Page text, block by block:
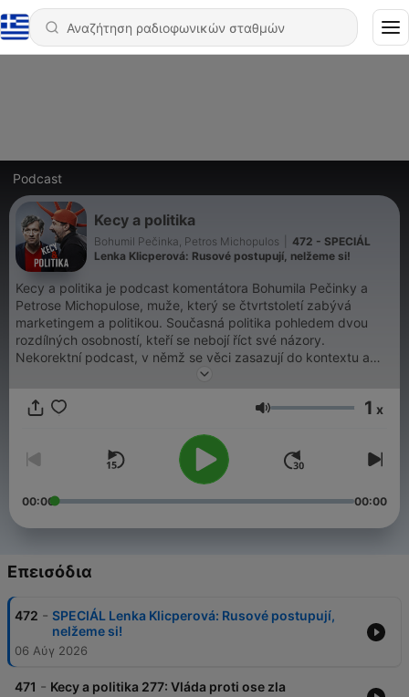
Podcast
Kecy a politika
Bohumil Pečinka, Petros Michopulos
472 - SPECIÁL
Lenka Klicperová: Rusové postupují, nelžeme si!
Kecy a politika je podcast komentátora Bohumila Pečinky a
Petrose Michopulose, muže, který se čtvrtstoletí zabývá
marketingem a politikou. Současná politika pohledem dvou
rozdílných osobností, kteří se nebojí říct své názory.
Nekorektní podcast, v němž se věci zasazují do kontextu a
přísně se tu oddělují prázdné kecy od skutečné politiky.
Ένταση 1 x
00:00 00:00
Επεισόδια
472 - SPECIÁL Lenka Klicperová: Rusové postupují,
nelžeme si!
06 Αύγ 2026
471 - Kecy a politika 277: Vláda proti ose zla